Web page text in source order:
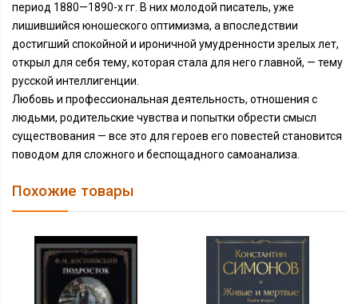
период 1880—1890-х гг. В них молодой писатель, уже
лишившийся юношеского оптимизма, а впоследствии
достигший спокойной и ироничной умудренности зрелых лет,
открыл для себя тему, которая стала для него главной, — тему
русской интеллигенции.
Любовь и профессиональная деятельность, отношения с
людьми, родительские чувства и попытки обрести смысл
существования — все это для героев его повестей становится
поводом для сложного и беспощадного самоанализа.
Похожие товары